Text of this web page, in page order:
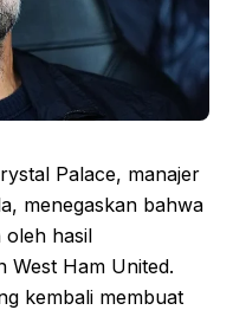
Palace, manajer
menegaskan bahwa
oleh hasil
West Ham United.
kembali membuat